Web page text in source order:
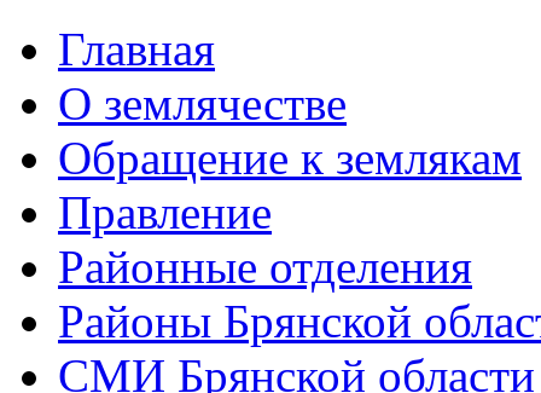
Главная
О землячестве
Обращение к землякам
Правление
Районные отделения
Районы Брянской
СМИ Брянской области